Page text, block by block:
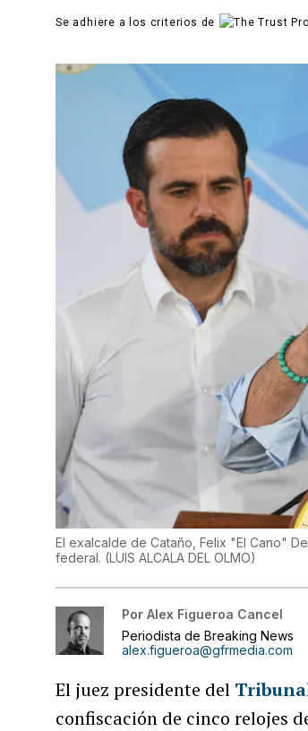
Se adhiere a los criterios de
El exalcalde de Cataño, Felix "El Cano"
federal. (LUIS ALCALA DEL OLMO)
Por Alex Figueroa Cancel
Periodista de Breaking News
alex.figueroa@gfrmedia.com
El juez presidente del
confiscación de cinco relojes